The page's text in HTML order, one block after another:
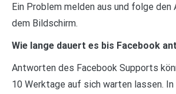
Ein Problem melden aus und folge den
dem Bildschirm.
Wie lange dauert es bis Facebook
Antworten des Facebook Supports
10 Werktage auf sich warten lassen.